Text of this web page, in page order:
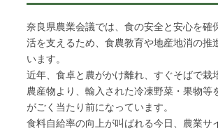
奈良県農業会議では、食の安全と安心を確
活を支えるため、食農教育や地産地消の推
います。
近年、食卓と農がかけ離れ、すぐそばで栽
農産物より、輸入された冷凍野菜・果物等
がごく当たり前になっています。
食料自給率の向上が叫ばれる今日、農業サ